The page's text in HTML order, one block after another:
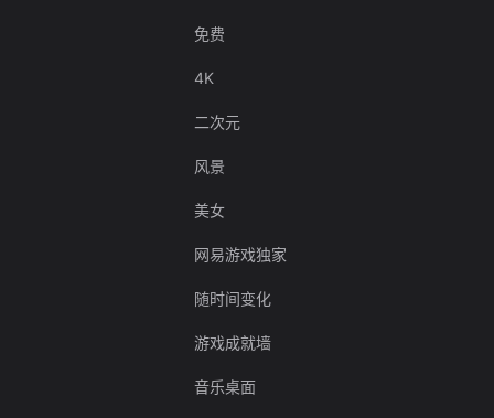
免费
4K
二次元
风景
美女
网易游戏独家
随时间变化
游戏成就墙
音乐桌面